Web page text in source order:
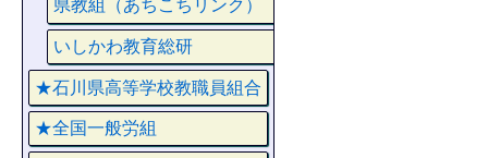
県教組（あちこちリンク）
いしかわ教育総研
★石川県高等学校教職員組合
★全国一般労組